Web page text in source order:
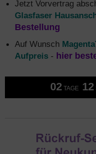
Jetzt Vorvertrag
Glasfaser
Bestellung
Auf Wunsch
Aufpreis - hier
02 TAGE 12